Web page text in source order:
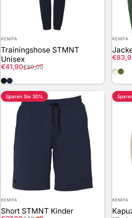
Anbieter:
KEMPA
Trainingshose STMNT
Unisex
Verkaufspreis
€41,90
Normaler Preis
€60,00
schwarz
marine
KEMPA
sand-
Sparen Sie 30%
Anbieter:
KEMPA
Short STMNT Kinder
KEMPA